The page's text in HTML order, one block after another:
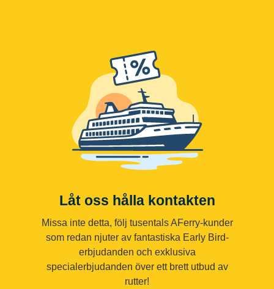
Låt oss hålla kontakten
Missa inte detta, följ tusentals AFerry-kunder
som redan njuter av fantastiska Early Bird-
erbjudanden och exklusiva
specialerbjudanden över ett brett utbud av
rutter!